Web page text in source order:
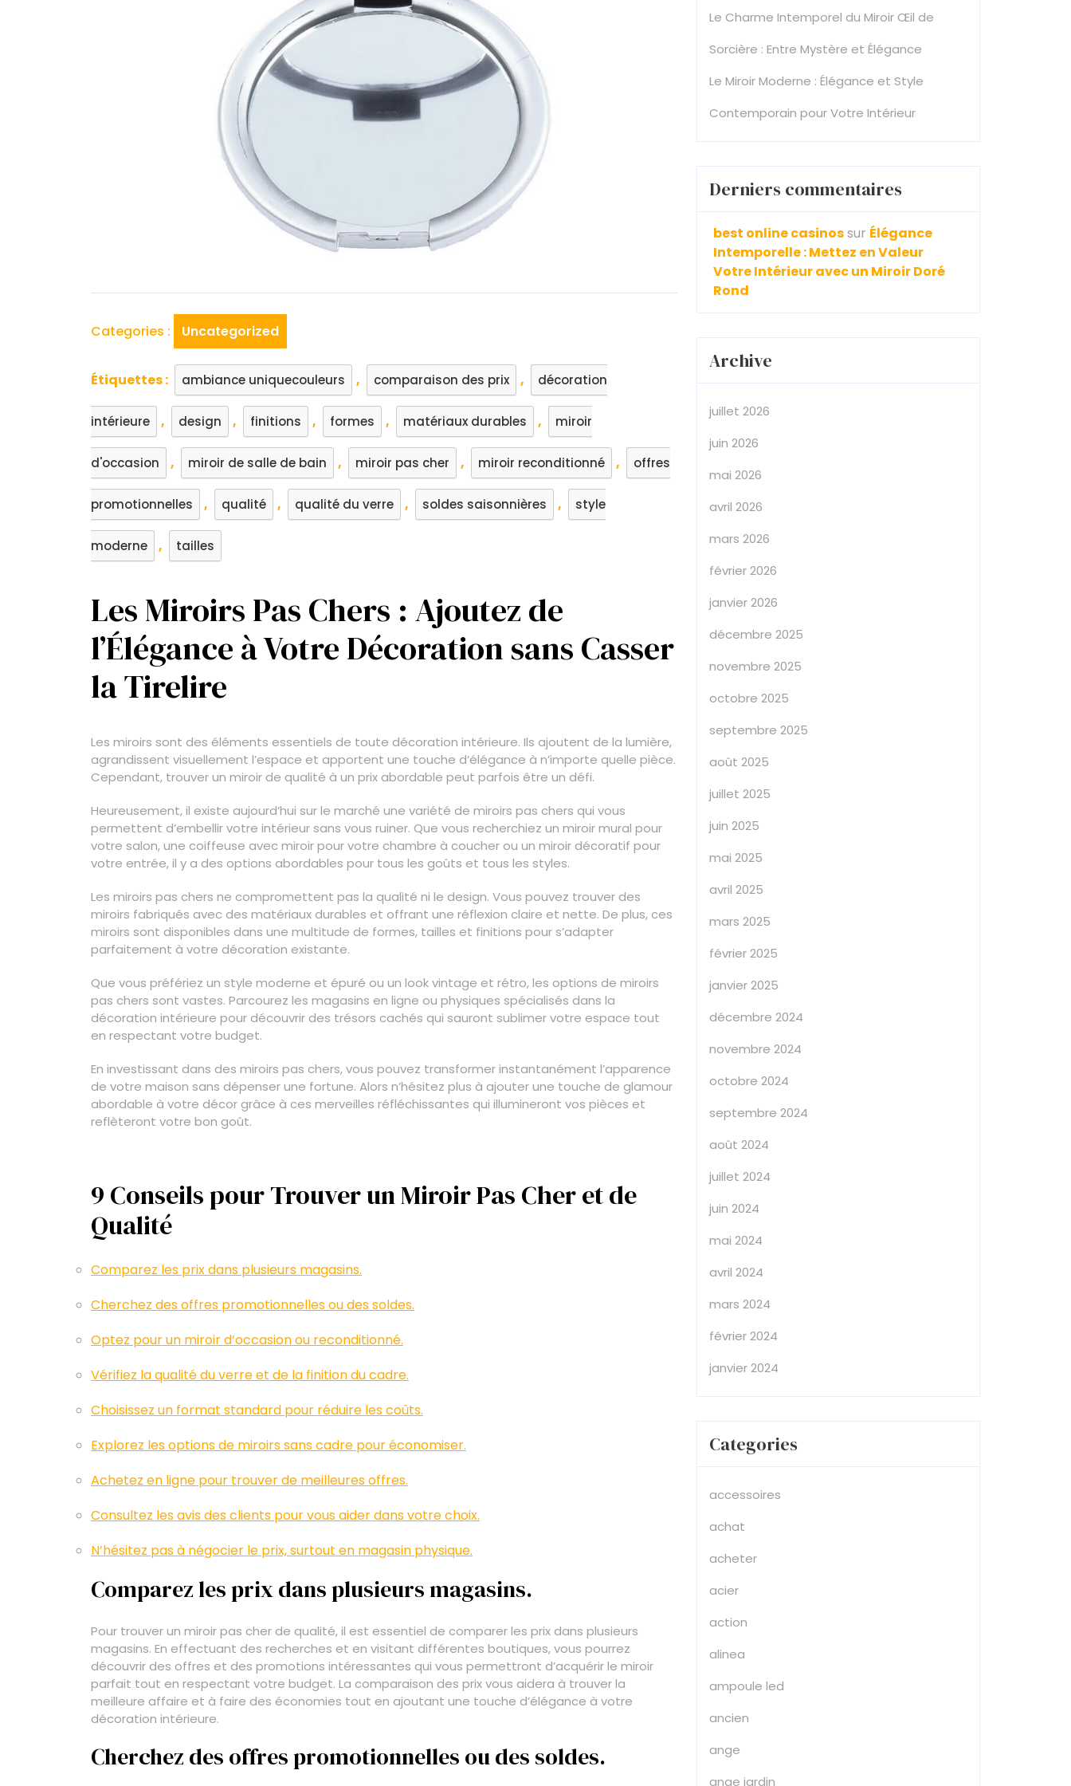
Categories : Uncategorized
Étiquettes : ambiance uniquecouleurs , comparaison des prix , décoration
intérieure , design , finitions , formes , matériaux durables , miroir
d'occasion , miroir de salle de bain , miroir pas cher , miroir reconditionné , offres
promotionnelles , qualité , qualité du verre , soldes saisonnières , style
moderne , tailles
Les Miroirs Pas Chers : Ajoutez de
l’Élégance à Votre Décoration sans Casser
la Tirelire
Les miroirs sont des éléments essentiels de toute décoration intérieure. Ils ajoutent de la lumière,
agrandissent visuellement l’espace et apportent une touche d’élégance à n’importe quelle pièce.
Cependant, trouver un miroir de qualité à un prix abordable peut parfois être un défi.
Heureusement, il existe aujourd’hui sur le marché une variété de miroirs pas chers qui vous
permettent d’embellir votre intérieur sans vous ruiner. Que vous recherchiez un miroir mural pour
votre salon, une coiffeuse avec miroir pour votre chambre à coucher ou un miroir décoratif pour
votre entrée, il y a des options abordables pour tous les goûts et tous les styles.
Les miroirs pas chers ne compromettent pas la qualité ni le design. Vous pouvez trouver des
miroirs fabriqués avec des matériaux durables et offrant une réflexion claire et nette. De plus, ces
miroirs sont disponibles dans une multitude de formes, tailles et finitions pour s’adapter
parfaitement à votre décoration existante.
Que vous préfériez un style moderne et épuré ou un look vintage et rétro, les options de miroirs
pas chers sont vastes. Parcourez les magasins en ligne ou physiques spécialisés dans la
décoration intérieure pour découvrir des trésors cachés qui sauront sublimer votre espace tout
en respectant votre budget.
En investissant dans des miroirs pas chers, vous pouvez transformer instantanément l’apparence
de votre maison sans dépenser une fortune. Alors n’hésitez plus à ajouter une touche de glamour
abordable à votre décor grâce à ces merveilles réfléchissantes qui illumineront vos pièces et
reflèteront votre bon goût.
9 Conseils pour Trouver un Miroir Pas Cher et de
Qualité
Comparez les prix dans plusieurs magasins.
Cherchez des offres promotionnelles ou des soldes.
Optez pour un miroir d’occasion ou reconditionné.
Vérifiez la qualité du verre et de la finition du cadre.
Choisissez un format standard pour réduire les coûts.
Explorez les options de miroirs sans cadre pour économiser.
Achetez en ligne pour trouver de meilleures offres.
Consultez les avis des clients pour vous aider dans votre choix.
N’hésitez pas à négocier le prix, surtout en magasin physique.
Comparez les prix dans plusieurs magasins.
Pour trouver un miroir pas cher de qualité, il est essentiel de comparer les prix dans plusieurs
magasins. En effectuant des recherches et en visitant différentes boutiques, vous pourrez
découvrir des offres et des promotions intéressantes qui vous permettront d’acquérir le miroir
parfait tout en respectant votre budget. La comparaison des prix vous aidera à trouver la
meilleure affaire et à faire des économies tout en ajoutant une touche d’élégance à votre
décoration intérieure.
Cherchez des offres promotionnelles ou des soldes.
Le Charme Intemporel du Miroir Œil de
Sorcière : Entre Mystère et Élégance
Le Miroir Moderne : Élégance et Style
Contemporain pour Votre Intérieur
Derniers commentaires
best online casinossur Élégance
Intemporelle : Mettez en Valeur
Votre Intérieur avec un Miroir Doré
Rond
Archive
juillet 2026
juin 2026
mai 2026
avril 2026
mars 2026
février 2026
janvier 2026
décembre 2025
novembre 2025
octobre 2025
septembre 2025
août 2025
juillet 2025
juin 2025
mai 2025
avril 2025
mars 2025
février 2025
janvier 2025
décembre 2024
novembre 2024
octobre 2024
septembre 2024
août 2024
juillet 2024
juin 2024
mai 2024
avril 2024
mars 2024
février 2024
janvier 2024
Categories
accessoires
achat
acheter
acier
action
alinea
ampoule led
ancien
ange
ange jardin